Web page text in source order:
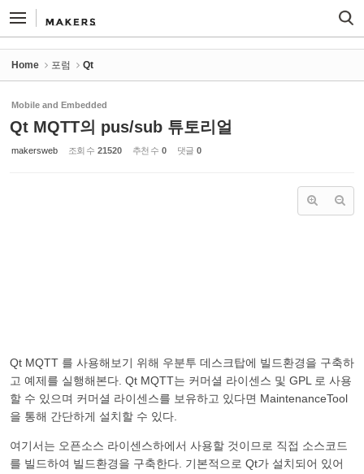
Home 포럼 Qt
Mobile and Embedded
Qt MQTT의 pus/sub 튜토리얼
makersweb 조회 수 21520 추천 수 0 댓글 0
Qt MQTT 를 사용해보기 위해 우분투 데스크탑에 빌드환경을 구축하
고 예제를 실행해본다. Qt MQTT는 커머셜 라이센스 및 GPL 로 사용
할 수 있으며 커머셜 라이센스를 보유하고 있다면 MaintenanceTool
을 통해 간단하게 설치할 수 있다.
여기서는 오픈소스 라이센스하에서 사용할 것이므로 직접 소스코드
를 빌드하여 빌드환경을 구축한다. 기본적으로 Qt가 설치되어 있어